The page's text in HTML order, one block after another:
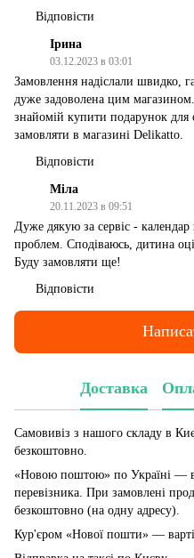
Відповісти
Ірина
03.12.2023 в 03:01
Замовлення надіслали швидко,
дуже задоволена цим
знайомій купити подарунок для
замовляти в магазині Delikatto.
Відповісти
Міла
20.11.2023 в 09:51
Дуже дякую за сервіс -
проблем. Сподіваюсь, дитина
Буду замовляти ще!
Відповісти
Доставка
Самовивіз з нашого складу в
безкоштовно.
«Новою поштою» по Україні —
перевізника. При замовлені
безкоштовно (на одну адресу).
Кур'єром «Нової пошти» —